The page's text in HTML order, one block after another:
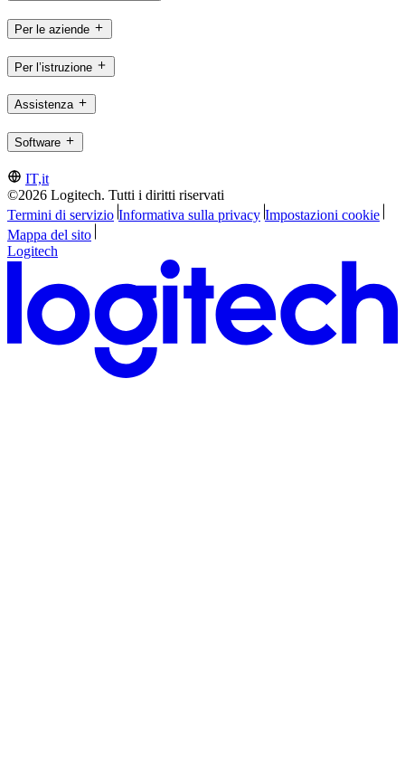
Per le aziende
Per l’istruzione
Assistenza
Software
IT,it
©2026 Logitech. Tutti i diritti riservati
Termini di servizio Informativa sulla privacy Impostazioni cookie
Mappa del sito
Logitech